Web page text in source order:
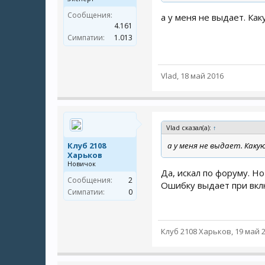
Сообщения:
4.161
Симпатии:
1.013
а у меня не выдает.
Vlad, 18 май 2016
Клуб 2108
Харьков
Новичок
Сообщения:
2
Симпатии:
0
Vlad сказал(а): ↑
а у меня не выдает.
Да, искал по форуму.
Ошибку выдает при
Клуб 2108 Харьков, 19 май